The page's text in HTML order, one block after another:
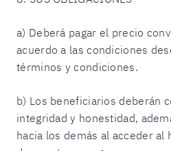
a) Deberá pagar el precio
acuerdo a las condiciones
términos y condiciones.
b) Los beneficiarios deberán
integridad y honestidad,
hacia los demás al acceder al